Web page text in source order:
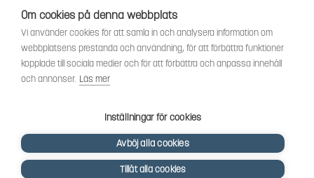
Om cookies på denna webbplats
Vi använder cookies för att samla in och analysera information om
webbplatsens prestanda och användning, för att förbättra funktioner
kopplade till sociala medier och för att förbättra och anpassa innehåll
och annonser. Läs mer
Inställningar för cookies
Avböj alla cookies
Tillåt alla cookies
Vi har sedan 1970-talet levererat skog-och trädgårdsprodukter till Uppsala med omnejd. Vi
har idag även ett brett utbud av dessa produkter samt BRP:s produktsortiment, gällande
Can-Am, Sea-Doo.
Vi är certifierad serviceverkstad.
SOCIALT